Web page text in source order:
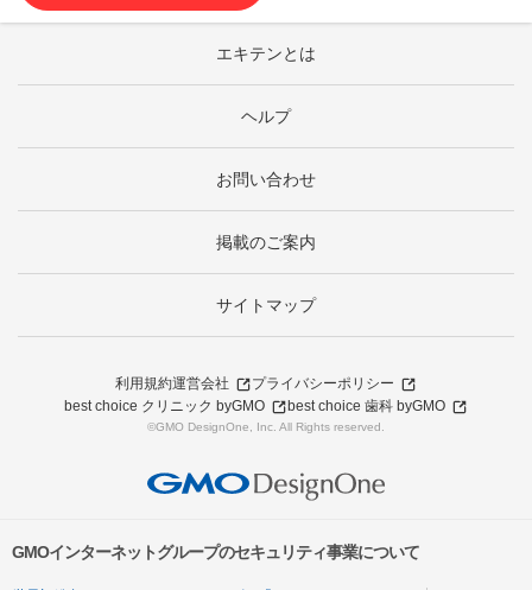
エキテンとは
ヘルプ
お問い合わせ
掲載のご案内
サイトマップ
利用規約運営会社
プライバシーポリシー
best choice クリニック byGMO
best choice 歯科 byGMO
©GMO DesignOne, Inc. All Rights reserved.
GMOインターネットグループのセキュリティ事業について